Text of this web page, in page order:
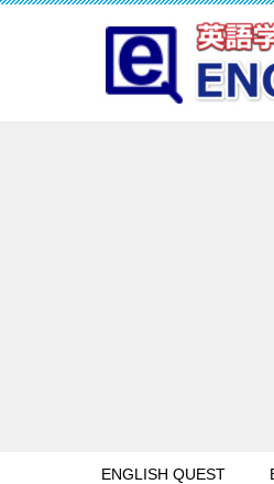
ENGLISH QUEST